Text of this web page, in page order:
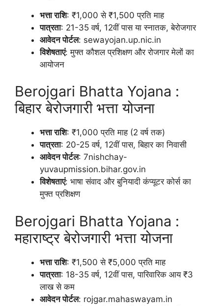
भत्ता राशि: ₹1,000 से ₹1,500 प्रति माह
पात्रता: 21-35 वर्ष, 12वीं पास या स्नातक, बेरोजगार
आवेदन पोर्टल: sewayojan.up.nic.in
विशेषताएं: मुफ्त कौशल प्रशिक्षण और रोजगार मेलों का
आयोजन
Berojgari Bhatta Yojana :
बिहार बेरोजगारी भत्ता योजना
भत्ता राशि: ₹1,000 प्रति माह (2 वर्ष तक)
पात्रता: 20-25 वर्ष, 12वीं पास, बिहार का निवासी
आवेदन पोर्टल: 7nishchay-
yuvaupmission.bihar.gov.in
विशेषताएं: भाषा संवाद और बुनियादी कंप्यूटर कोर्स का
मुफ्त प्रशिक्षण
Berojgari Bhatta Yojana :
महाराष्ट्र बेरोजगारी भत्ता योजना
भत्ता राशि: ₹1,500 से ₹5,000 प्रति माह
पात्रता: 18-35 वर्ष, 12वीं पास, पारिवारिक आय ₹3
लाख से कम
आवेदन पोर्टल: rojgar.mahaswayam.in